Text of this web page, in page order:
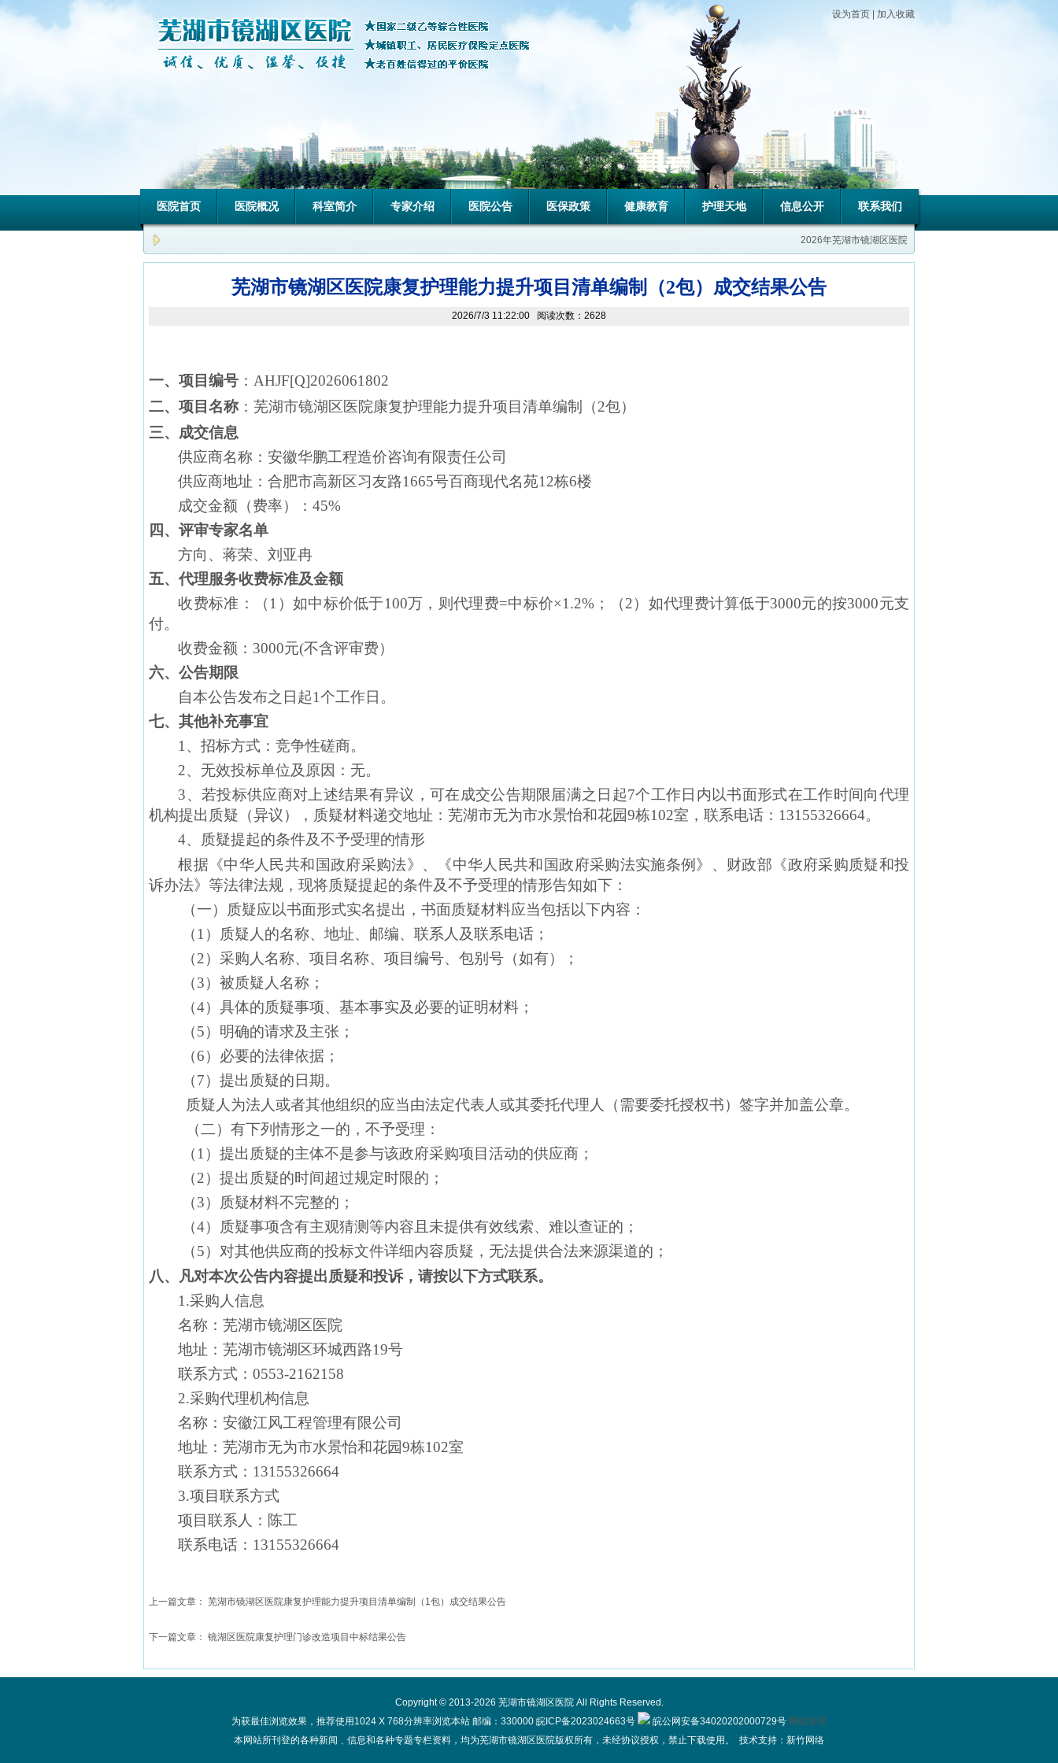
设为首页 加入收藏
医院首页 医院概况 科室简介 专家介绍 医院公告 医保政策 健康教育 护理天地 信息公开 联系我们
2026年芜湖市镜湖区医院第二批公开招聘工作人员公告
芜湖市镜湖区医院康复护理能力提升项目清单编制（2包）成交结果公告
2026/7/3 11:22:00 阅读次数：2628
一、 项目编号 ： AHJF[Q]2026061802
二、 项目名称 ：芜湖市镜湖区医院康复护理能力提升项目清单编制（2包）
三、成交信息
供应商名称：安徽华鹏工程造价咨询有限责任公司
供应商地址：合肥市高新区习友路1665号百商现代名苑12栋6楼
成交金额（费率）：45%
四、评审专家名单
方向、蒋荣、刘亚冉
五、代理服务收费标准及金额
收费标准：（1）如中标价低于100万，则代理费=中标价×1.2%；（2）如代理费计算低于3000元的按3000元支
付。
收费金额： 3000元(不含评审费）
六、公告期限
自本公告发布之日起1个工作日。
七、其他补充事宜
1、招标方式：竞争性磋商。
2、无效投标单位及原因：无。
3、若投标供应商对上述结果有异议，可在成交公告期限届满之日起7个工作日内以书面形式在工作时间向代理
机构提出质疑（异议），质疑材料递交地址：芜湖市无为市水景怡和花园9栋102室，联系电话：13155326664。
4、质疑提起的条件及不予受理的情形
根据《中华人民共和国政府采购法》、《中华人民共和国政府采购法实施条例》、财政部《政府采购质疑和投
诉办法》等法律法规，现将质疑提起的条件及不予受理的情形告知如下：
（一）质疑应以书面形式实名提出，书面质疑材料应当包括以下内容：
（1）质疑人的名称、地址、邮编、联系人及联系电话；
（2）采购人名称、项目名称、项目编号、包别号（如有）；
（3）被质疑人名称；
（4）具体的质疑事项、基本事实及必要的证明材料；
（5）明确的请求及主张；
（6）必要的法律依据；
（7）提出质疑的日期。
质疑人为法人或者其他组织的应当由法定代表人或其委托代理人（需要委托授权书）签字并加盖公章。
（二）有下列情形之一的，不予受理：
（1）提出质疑的主体不是参与该政府采购项目活动的供应商；
（2）提出质疑的时间超过规定时限的；
（3）质疑材料不完整的；
（4）质疑事项含有主观猜测等内容且未提供有效线索、难以查证的；
（5）对其他供应商的投标文件详细内容质疑，无法提供合法来源渠道的；
八、凡对本次公告内容提出质疑和投诉，请按以下方式联系。
1.采购人信息
名称：芜湖市镜湖区医院
地址：芜湖市镜湖区环城西路19号
联系方式：0553-2162158
2.采购代理机构信息
名称：安徽江风工程管理有限公司
地址：芜湖市无为市水景怡和花园9栋102室
联系方式： 13155326664
3.项目联系方式
项目联系人：陈工
联系电话： 13155326664
上一篇文章： 芜湖市镜湖区医院康复护理能力提升项目清单编制（1包）成交结果公告
下一篇文章： 镜湖区医院康复护理门诊改造项目中标结果公告
Copyright © 2013-2026 芜湖市镜湖区医院 All Rights Reserved.
为获最佳浏览效果，推荐使用1024 X 768分辨率浏览本站 邮编：330000 皖ICP备2023024663号 皖公网安备34020202000729号 网站管理
本网站所刊登的各种新闻﹑信息和各种专题专栏资料，均为芜湖市镜湖区医院版权所有，未经协议授权，禁止下载使用。 技术支持：新竹网络